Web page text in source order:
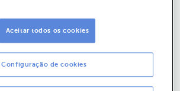
prazo definido, permitindo a
retirada dos fundos em qualquer
Configuração de cookies
Aceitar todos os cookies